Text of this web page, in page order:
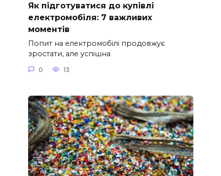
Як підготуватися до купівлі
електромобіля: 7 важливих
моментів
Попит на електромобілі продовжує
зростати, але успішна
0 13